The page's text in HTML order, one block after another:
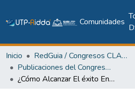
Comunidades
Inicio
RedGuia / Congresos CLABES
Publicaciones del Congreso Internacional CLABES
¿Cómo Alcanzar El éxito En El Aprendizaje Del Inglés Como Lengua Extranjera? Una Estrategia Alternativa Para Evitar La No Aprobación, La Repitencia, La Deserción Y El Rezago Estudiantil.